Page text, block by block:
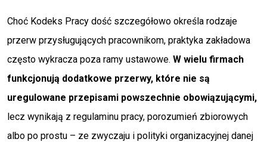
Choć Kodeks Pracy dość szczegółowo określa rodzaje
przerw przysługujących pracownikom, praktyka zakładowa
często wykracza poza ramy ustawowe. W wielu firmach
funkcjonują dodatkowe przerwy, które nie są
uregulowane przepisami powszechnie obowiązującymi,
lecz wynikają z regulaminu pracy, porozumień zbiorowych
albo po prostu – ze zwyczaju i polityki organizacyjnej danej